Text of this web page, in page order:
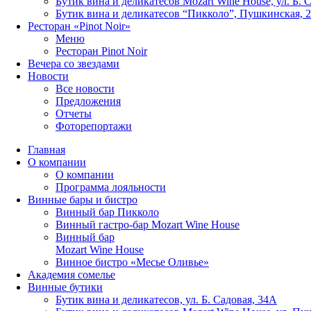
Бутик вина и деликатесов “Пикколо”, Пушкинская,
Ресторан «Pinot Noir»
Меню
Ресторан Pinot Noir
Вечера со звездами
Новости
Все новости
Предложения
Отчеты
Фоторепортажи
Главная
О компании
О компании
Программа лояльности
Винные бары и бистро
Винный бар Пикколо
Винный гастро-бар Mozart Wine House
Винный бар
Mozart Wine House
Винное бистро «Месье Оливье»
Академия сомелье
Винные бутики
Бутик вина и деликатесов, ул. Б. Садовая, 34А